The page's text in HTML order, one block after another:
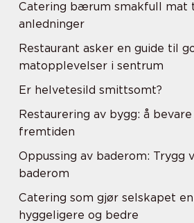
Catering bærum smakfull mat
anledninger
Restaurant asker en guide til
matopplevelser i sentrum
Er helvetesild smittsomt?
Restaurering av bygg: å
fremtiden
Oppussing av baderom: Trygg
baderom
Catering som gjør selskapet
hyggeligere og bedre